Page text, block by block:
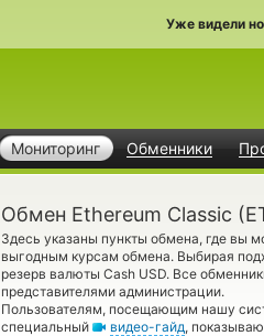
Уже видели
Мониторинг Обменники
Обмен Ethereum Classic
Здесь указаны пункты обмена, где вы
выгодным курсам обмена. Выбирая
резерв валюты Cash USD. Все
представителями администрации.
Пользователям, посещающим нашу
специальный
видео-гайд,